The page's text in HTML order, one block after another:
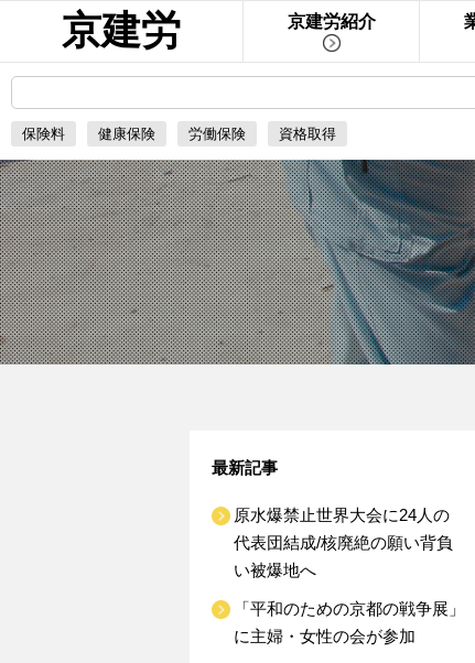
京建労 京建労紹介
保険料 健康保険 労働保険 資格取得
最新記事
原水爆禁止世界大会に24人の
代表団結成/核廃絶の願い背負
い被爆地へ
「平和のための京都の戦争展」
に主婦・女性の会が参加